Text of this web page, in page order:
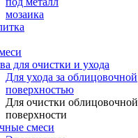
мозаика
для очистки и ухода
Для ухода за облицовочной
поверхностью
Для очистки облицовочной
поверхности
смеси